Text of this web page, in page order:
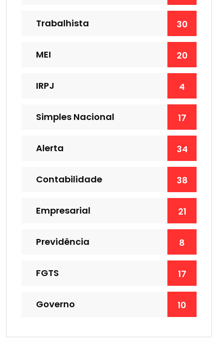
Trabalhista 30
MEI 20
IRPJ 4
Simples Nacional 17
Alerta 34
Contabilidade 38
Empresarial 21
Previdência 8
FGTS 17
Governo 10